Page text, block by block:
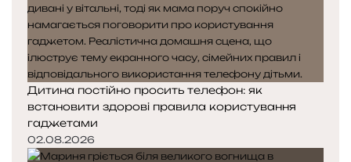
Дитина постійно просить телефон: як
встановити здорові правила користування
гаджетами
02.08.2026